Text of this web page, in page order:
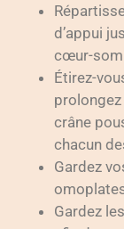
d’appui
cœur-
Étirez-
crâne
chacun
Gardez
Gardez